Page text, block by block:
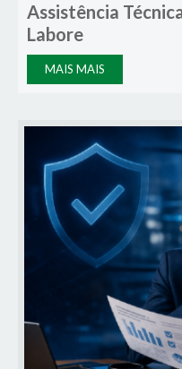
Assistência
Labore
MAIS MAIS